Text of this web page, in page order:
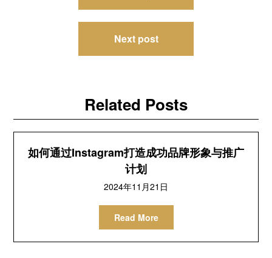
Next post
Related Posts
如何通过Instagram打造成功品牌形象与推广
计划
2024年11月21日
Read More